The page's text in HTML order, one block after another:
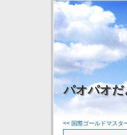
パオパオだ
<< 国際ゴールドマスタ